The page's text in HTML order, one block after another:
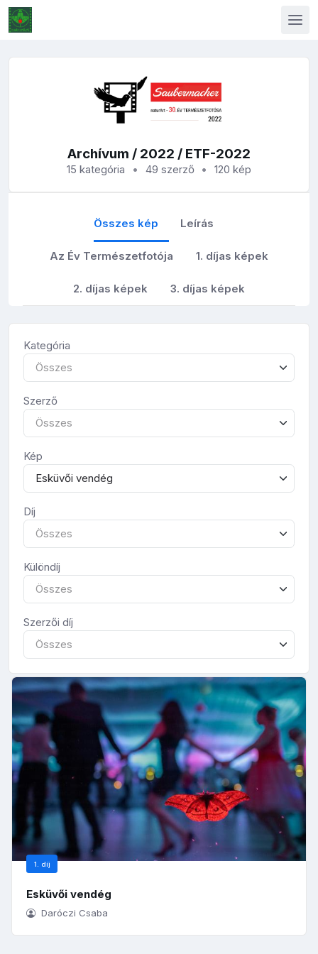
Archívum / 2022 / ETF-2022
15 kategória 49 szerző 120 kép
Összes kép Leírás
Az Év Természetfotója 1. díjas képek
2. díjas képek 3. díjas képek
Kategória
Összes
Szerző
Összes
Kép
Esküvői vendég
Díj
Összes
Különdíj
Összes
Szerzői díj
Összes
1. díj
Esküvői vendég
Daróczi Csaba